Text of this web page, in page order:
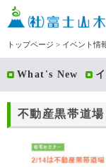
トップページ > イベント情
What's New
不動産黒帯道